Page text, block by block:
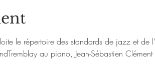
le répertoire des standards de jazz et de
au piano, Jean-Sébastien